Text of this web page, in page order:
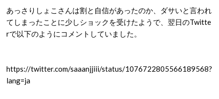
あっさりしょこさんは割と自信があったのか、ダサいと言われ
てしまったことに少しショックを受けたようで、翌日のTwitte
rで以下のようにコメントしていました。
https://twitter.com/saaanjjiii/status/1076722805566189568?
lang=ja